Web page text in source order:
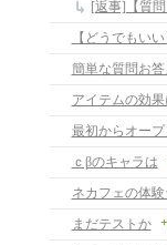
【どうでもい
簡単な質問お
アイテムの効果
最初からオー
ｃβのキャラは
ネカフェの体
まだテストか